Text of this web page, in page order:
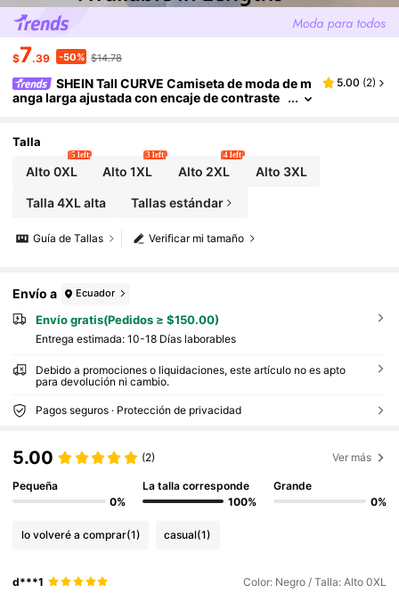
$7.39 -50% $14.78
SHEIN Tall CURVE Camiseta de moda de m
anga larga ajustada con encaje de contraste
n V, primavera, San Valentín, blusas elegantes pa
ra mujer, top negro
5.00 (2)
Talla
Alto 0XL
5 left
Alto 1XL
3 left
Alto 2XL
4 left
Alto 3XL
Talla 4XL alta Tallas estándar
Verificar mi tamaño
Guía de Tallas
Envío a Ecuador
Envío gratis(Pedidos ≥ $150.00)
Entrega estimada: 10-18 Días laborables
Debido a promociones o liquidaciones, este artículo no es apto
para devolución ni cambio.
Pagos seguros · Protección de privacidad
5.00 (2) Ver más
Pequeña
0%
La talla corresponde
100%
Grande
0%
lo volveré a comprar(1) casual(1)
d***1 Color: Negro / Talla: Alto 0XL